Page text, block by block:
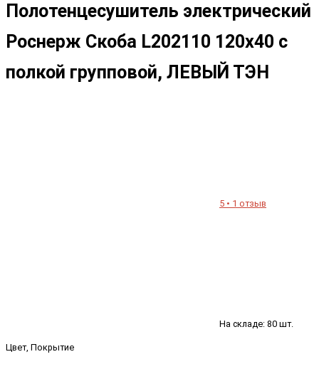
Полотенцесушитель электрический
Роснерж Скоба L202110 120x40 с
полкой групповой, ЛЕВЫЙ ТЭН
5 • 1 отзыв
На складе: 80 шт.
Цвет, Покрытие